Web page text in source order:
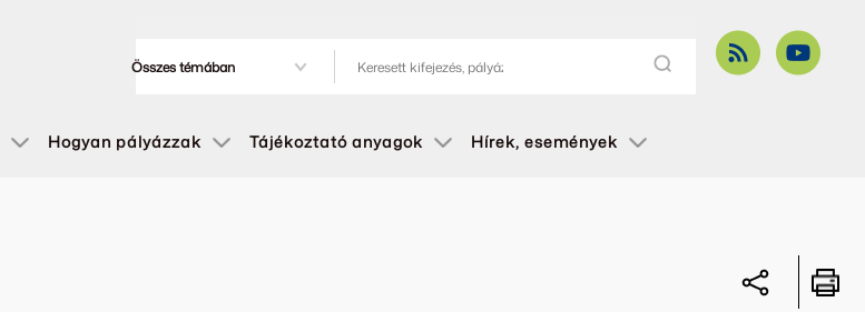
Hogyan pályázzak Tájékoztató anyagok Hírek, események